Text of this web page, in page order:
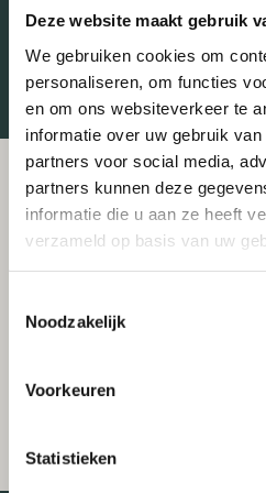
Deze website maakt gebruik
We gebruiken cookies om
personaliseren, om functies
en om ons websiteverkeer te
informatie over uw gebruik
partners voor social media,
partners kunnen deze
informatie die u aan ze heeft
verzameld op basis van uw
Noodzakelijk
Voorkeuren
Statistieken
Treinstation
Winkelcentrum